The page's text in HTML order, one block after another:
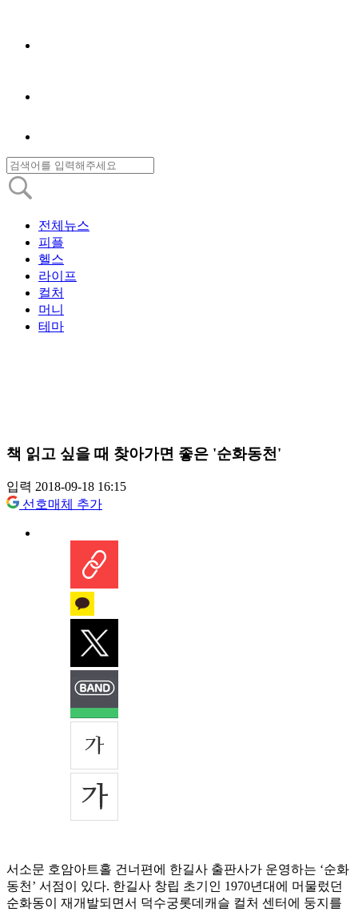
전체뉴스
피플
헬스
라이프
컬처
머니
테마
책 읽고 싶을 때 찾아가면 좋은 '순화동천'
입력 2018-09-18 16:15
선호매체 추가
서소문 호암아트홀 건너편에 한길사 출판사가 운영하는 ‘순화
동천’ 서점이 있다. 한길사 창립 초기인 1970년대에 머물렀던
순화동이 재개발되면서 덕수궁롯데캐슬 컬처 센터에 둥지를